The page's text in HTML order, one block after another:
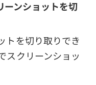
ンショットを切
トを切り取りでき
スクリーンショッ